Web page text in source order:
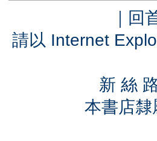
｜ 回
請以 Internet
新 絲
本書店